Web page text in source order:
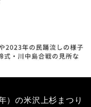
）の米沢上杉まつり